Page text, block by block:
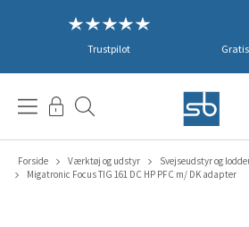
Trustpilot
Forside Værktøj og udstyr
Svejseudstyr og
Migatronic Focus TIG 161 DC HP PFC m/ DK adapter